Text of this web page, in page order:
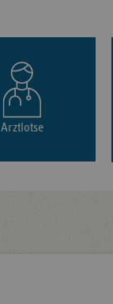
Arztlotse